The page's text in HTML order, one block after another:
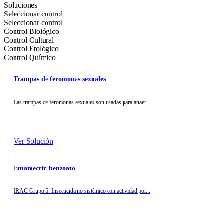
Soluciones
Seleccionar control
Seleccionar control
Control Biológico
Control Cultural
Control Etológico
Control Químico
Trampas de feromonas sexuales
Las trampas de feromonas sexuales son usadas para atraer...
Ver Solución
Emamectin benzoato
IRAC Grupo 6. Insecticida no sistémico con actividad por...